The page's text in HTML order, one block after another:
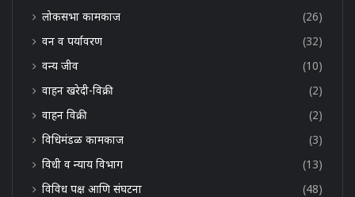
लोकसभा कामकाज
(26)
वन व पर्यावरण
(32)
वन्य जीव
(10)
वाहन खरेदी-विक्री
(2)
वाहन विक्री
(2)
विधिमंडळ कामकाज
(3)
विधी व न्याय विभाग
(13)
विविध पक्ष आणि संघटना
(48)